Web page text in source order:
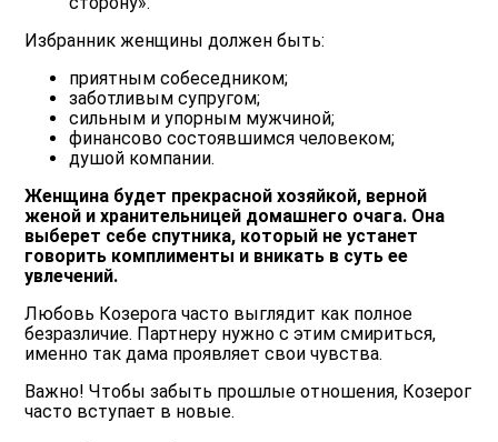
Избранник женщины должен быть:
приятным собеседником;
заботливым супругом;
сильным и упорным мужчиной;
финансово состоявшимся человеком;
душой компании.
Женщина будет прекрасной хозяйкой, верной
женой и хранительницей домашнего очага. Она
выберет себе спутника, который не устанет
говорить комплименты и вникать в суть ее
увлечений.
Любовь Козерога часто выглядит как полное
безразличие. Партнеру нужно с этим смириться,
именно так дама проявляет свои чувства.
Важно! Чтобы забыть прошлые отношения, Козерог
часто вступает в новые.